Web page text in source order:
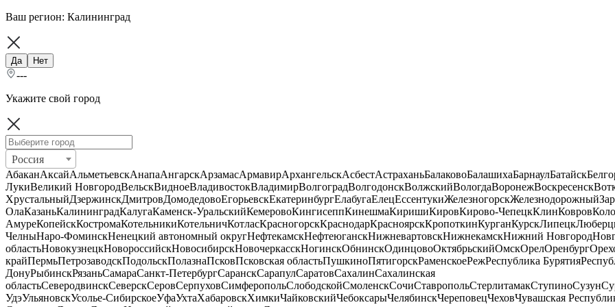
Ваш регион: Калининград
Да Нет
---
Укажите свой город
Россия
АбаканАксайАльметьевскАнапаАнгарскАрзамасАрмавирАрхангельскАсбестАстраханьБалаковоБалашихаБарнаулБатайск
ЛукиВеликий НовгородВельскВидноеВладивостокВладимирВолгоградВолгодонскВолжскийВологдаВоронежВоскресенск
ХрустальныйДзержинскДмитровДомодедовоЕгорьевскЕкатеринбургЕлабугаЕлецЕссентукиЖелезногорскЖелезнодорожный
ОлаКазаньКалининградКалугаКаменск-УральскийКемеровоКингисеппКинешмаКиришиКировКирово-ЧепецкКлинКовров
АмуреКопейскКостромаКотельникиКотельничКотласКрасногорскКраснодарКрасноярскКропоткинКурганКурскЛипецк
ЧелныНаро-ФоминскНенецкий автономный округНефтекамскНефтеюганскНижневартовскНижнекамскНижний Новгород
областьНовокузнецкНовороссийскНовосибирскНовочеркасскНогинскОбнинскОдинцовоОктябрьскийОмскОрелОренбург
крайПермьПетрозаводскПодольскПолазнаПсковПсковская областьПушкиноПятигорскРаменскоеРежРеспублика Бурятия
ДонуРыбинскРязаньСамараСанкт-ПетербургСаранскСарапулСаратовСахалинСахалинская
областьСеверодвинскСеверскСеровСерпуховСимферопольСлободскойСмоленскСочиСтавропольСтерлитамакСтупиноСузун
УдэУльяновскУсолье-СибирскоеУфаУхтаХабаровскХимкиЧайковскийЧебоксарыЧелябинскЧереповецЧеховЧувашская